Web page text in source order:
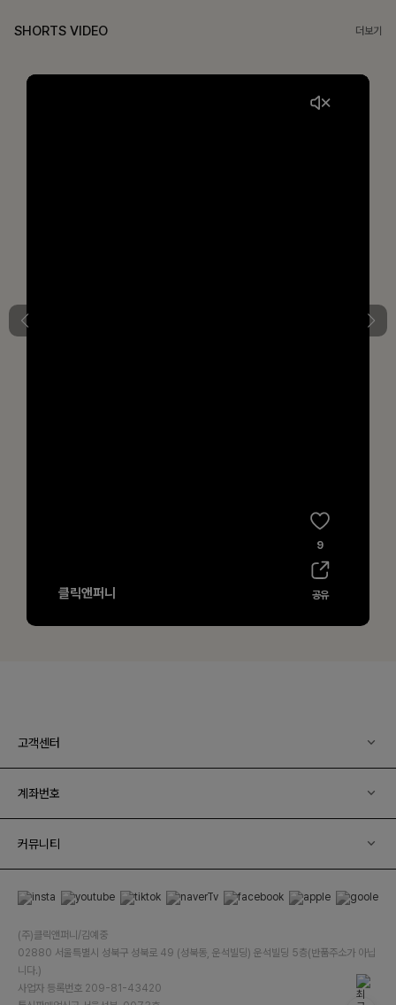
SHORTS VIDEO 더보기
고객센터
계좌번호
커뮤니티
(주)클릭앤퍼니/김예중
02880 서울특별시 성북구 성북로 49 (성북동, 운석빌딩) 운석빌딩 5층(반품주소가 아닙
니다.)
사업자 등록번호 209-81-43420